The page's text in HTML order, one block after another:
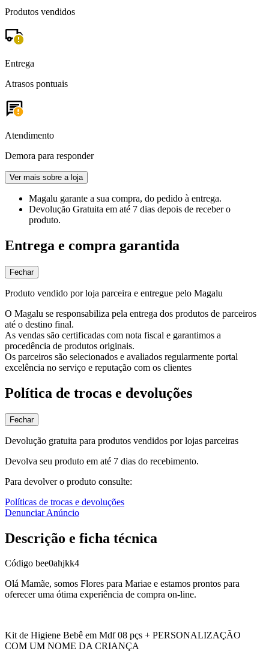
Produtos vendidos
Entrega
Atrasos pontuais
Atendimento
Demora para responder
Ver mais sobre a loja
Magalu garante a sua compra, do pedido à entrega.
Devolução Gratuita em até 7 dias depois de receber o
produto.
Entrega e compra garantida
Fechar
Produto vendido por loja parceira e entregue pelo Magalu
O Magalu se responsabiliza pela entrega dos produtos de parceiros
até o destino final.
As vendas são certificadas com nota fiscal e garantimos a
procedência de produtos originais.
Os parceiros são selecionados e avaliados regularmente portal
excelência no serviço e reputação com os clientes
Política de trocas e devoluções
Fechar
Devolução gratuita para produtos vendidos por lojas parceiras
Devolva seu produto em até 7 dias do recebimento.
Para devolver o produto consulte:
Políticas de trocas e devoluções
Denunciar Anúncio
Descrição e ficha técnica
Código bee0ahjkk4
Olá Mamãe, somos Flores para Mariae e estamos prontos para
oferecer uma ótima experiência de compra on-line.
Kit de Higiene Bebê em Mdf 08 pçs + PERSONALIZAÇÃO
COM UM NOME DA CRIANÇA